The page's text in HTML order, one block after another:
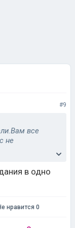
#9
все
не
помочь на
тот помог
лентяи
в одно
нравится 0